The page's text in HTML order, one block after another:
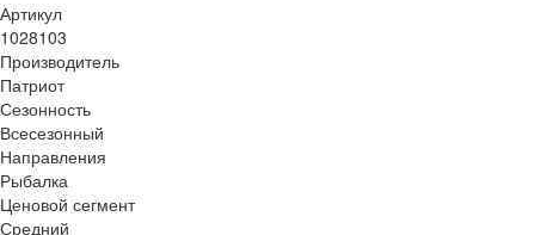
Артикул
1028103
Производитель
Патриот
Сезонность
Всесезонный
Направления
Рыбалка
Ценовой сегмент
Средний